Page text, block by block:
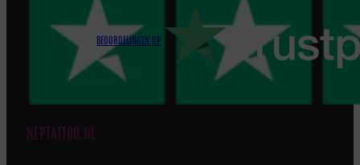
BEOORDELINGEN OP
NEPTATTOO.NL